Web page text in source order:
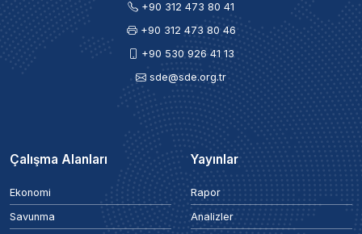
+90 312 473 80 41
+90 312 473 80 46
+90 530 926 41 13
sde@sde.org.tr
Çalışma Alanları
Ekonomi
Savunma
Yayınlar
Rapor
Analizler